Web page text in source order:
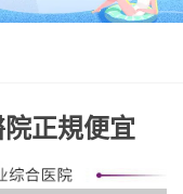
正規便宜